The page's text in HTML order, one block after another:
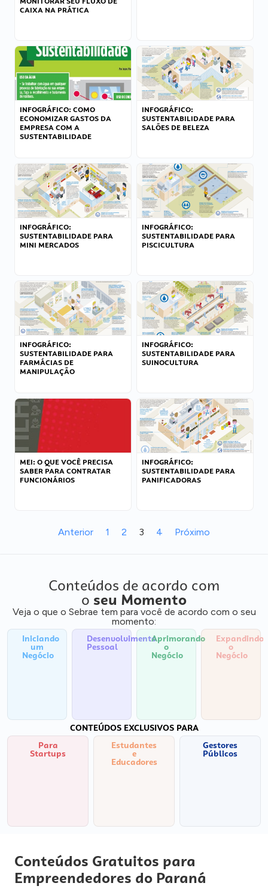
CAIXA NA PRÁTICA
INFOGRÁFICO: COMO
ECONOMIZAR GASTOS DA
EMPRESA COM A
SUSTENTABILIDADE
INFOGRÁFICO:
SUSTENTABILIDADE PARA
SALÕES DE BELEZA
INFOGRÁFICO:
SUSTENTABILIDADE PARA
MINI MERCADOS
INFOGRÁFICO:
SUSTENTABILIDADE PARA
PISCICULTURA
INFOGRÁFICO:
SUSTENTABILIDADE PARA
FARMÁCIAS DE
MANIPULAÇÃO
INFOGRÁFICO:
SUSTENTABILIDADE PARA
SUINOCULTURA
MEI: O QUE VOCÊ PRECISA
SABER PARA CONTRATAR
FUNCIONÁRIOS
INFOGRÁFICO:
SUSTENTABILIDADE PARA
PANIFICADORAS
Anterior 1 2 3 4 Próximo
Conteúdos de acordo com
o seu Momento
Veja o que o Sebrae tem para você de acordo com o seu
momento:
Iniciando
um
Negócio
Desenvolvimento
Pessoal
Aprimorando
o
Negócio
Expandindo
o
Negócio
CONTEÚDOS EXCLUSIVOS PARA
Para
Startups
Estudantes
e
Educadores
Gestores
Públicos
Conteúdos Gratuitos para
Empreendedores do Paraná